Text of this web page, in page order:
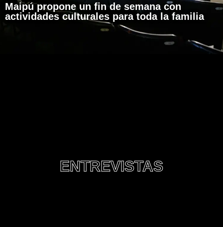
Maipú propone un fin de semana con
actividades culturales para toda la familia
ENTREVISTAS